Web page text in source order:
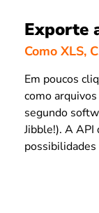
Exporte
Como XLS,
Em poucos
como
segundo
Jibble!). A